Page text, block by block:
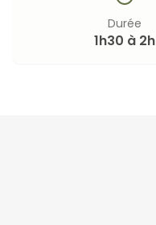
Durée
1h30 à 2h